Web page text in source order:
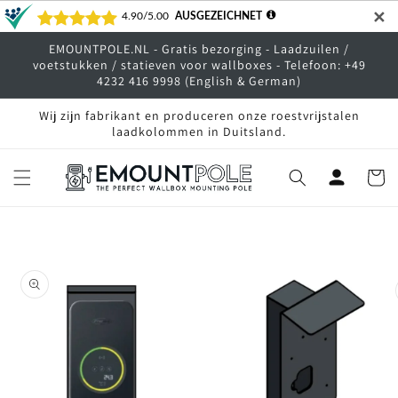
✕
Meteen
naar de
content
EMOUNTPOLE.NL - Gratis bezorging - Laadzuilen /
voetstukken / statieven voor wallboxes - Telefoon: +49
4232 416 9998 (English & German)
Wij zijn fabrikant en produceren onze roestvrijstalen
laadkolommen in Duitsland.